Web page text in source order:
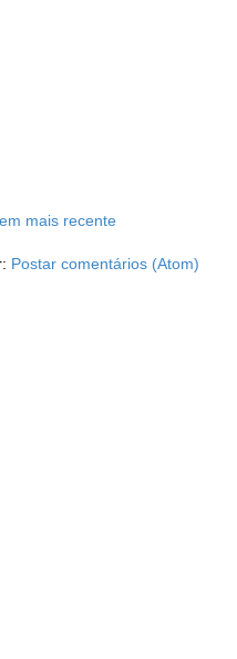
mais recente
Postar comentários (Atom)